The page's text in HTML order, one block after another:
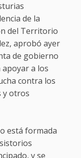
de la
del Territorio
aprobó ayer
de gobierno
apoyar a los
contra los
y otros
está formada
y se